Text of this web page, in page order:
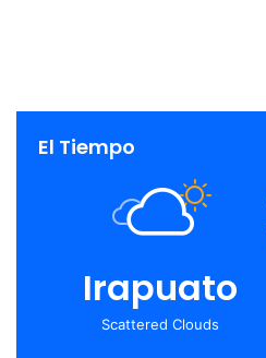
El Tiempo
Irapuato
Scattered Clouds